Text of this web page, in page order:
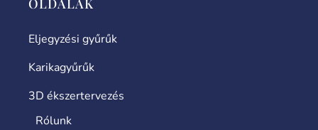
OLDALAK
Eljegyzési gyűrűk
Karikagyűrűk
3D ékszertervezés
Rólunk